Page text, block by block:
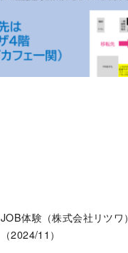
JOB体験（株式会社リツワ）
（2024/11）